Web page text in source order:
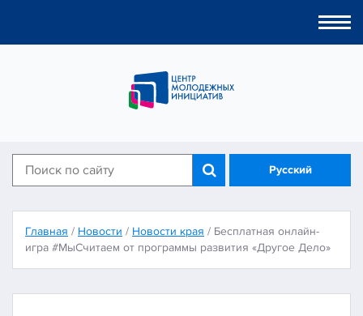
Русский
Главная / Новости / Новости края / Бесплатная онлайн-
игра #МыСчитаем от программы развития «Другое Дело»